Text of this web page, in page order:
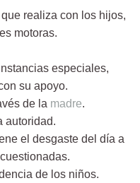
que realiza con los hijos,
motoras.
especiales,
su apoyo.
de la madre.
autoridad.
el desgaste del día a
de los niños.